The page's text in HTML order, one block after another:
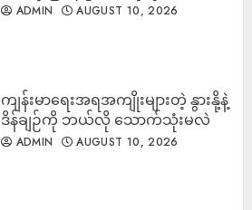
ADMIN AUGUST 10, 2026
ကျန်းမာရေးအရအကျိုးများတဲ့ နွားနို့နဲ့
ဒိန်ချဉ်ကို ဘယ်လို သောက်သုံးမလဲ
ADMIN AUGUST 10, 2026